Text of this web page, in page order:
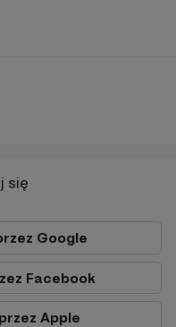
się
Google
Facebook
Apple